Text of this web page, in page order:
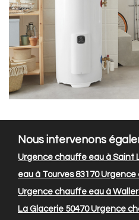
Nous intervenons
Urgence chauffe eau à Saint
eau à Tourves 83170Urgence
Urgence chauffe eau à
La Glacerie 50470Urgence